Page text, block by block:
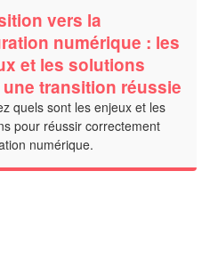
vers la
numérique : les
et les solutions
transition réussie
quels sont les enjeux et les
pour réussir correctement
numérique.